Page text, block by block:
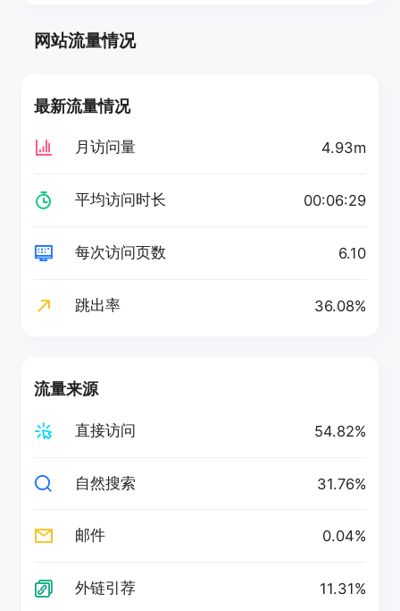
网站流量情况
最新流量情况
月访问量 4.93m
平均访问时长 00:06:29
每次访问页数 6.10
跳出率 36.08%
流量来源
直接访问 54.82%
自然搜索 31.76%
邮件 0.04%
外链引荐 11.31%